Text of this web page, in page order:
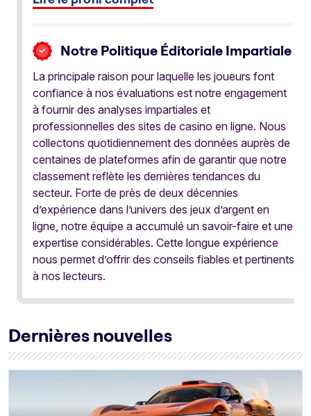
Notre Politique Éditoriale Impartiale
La principale raison pour laquelle les joueurs font
confiance à nos évaluations est notre engagement
à fournir des analyses impartiales et
professionnelles des sites de casino en ligne. Nous
collectons quotidiennement des données auprès de
centaines de plateformes afin de garantir que notre
classement reflète les dernières tendances du
secteur. Forte de près de deux décennies
d’expérience dans l’univers des jeux d’argent en
ligne, notre équipe a accumulé un savoir-faire et une
expertise considérables. Cette longue expérience
nous permet d’offrir des conseils fiables et pertinents
à nos lecteurs.
Dernières nouvelles